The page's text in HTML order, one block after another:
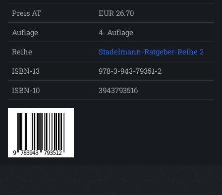
Preis AT
EUR 26.70
Auflage
4. Auflage
Reihe
Stadelmann-Ratgeber-Reihe 2
ISBN-13
978-3-943-79351-2
ISBN-10
3943793516